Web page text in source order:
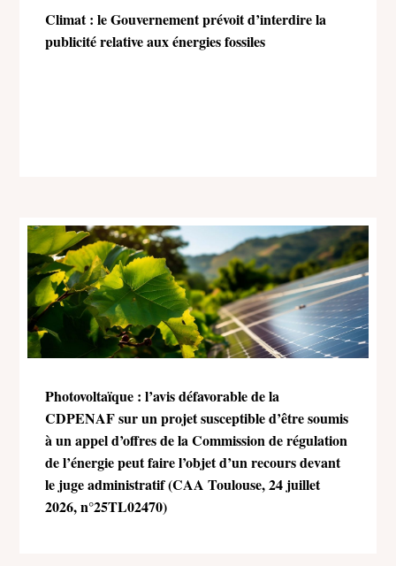
Climat : le Gouvernement prévoit d’interdire la
publicité relative aux énergies fossiles
Photovoltaïque : l’avis défavorable de la
CDPENAF sur un projet susceptible d’être soumis
à un appel d’offres de la Commission de régulation
de l’énergie peut faire l’objet d’un recours devant
le juge administratif (CAA Toulouse, 24 juillet
2026, n°25TL02470)